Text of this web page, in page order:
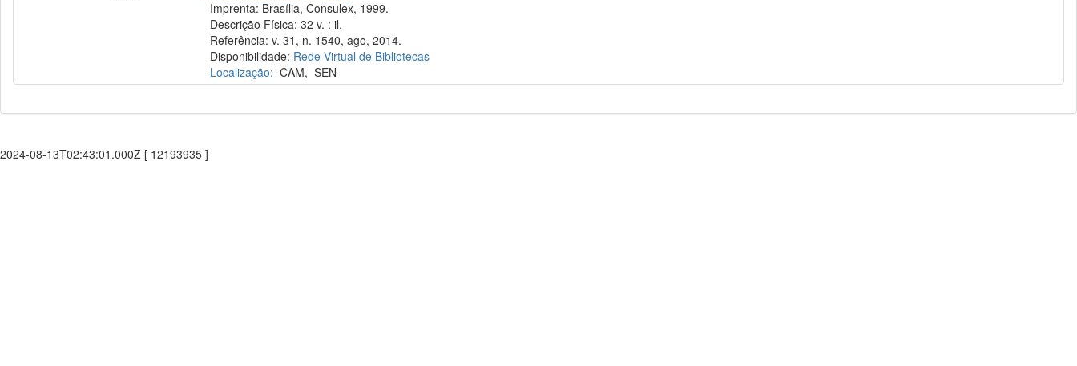
Imprenta: Brasília, Consulex, 1999.
Descrição Física: 32 v. : il.
Referência: v. 31, n. 1540, ago, 2014.
Disponibilidade: Rede Virtual de Bibliotecas
Localização: CAM,SEN
2024-08-13T02:43:01.000Z [ 12193935 ]